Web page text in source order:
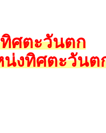
ศตะวันตก
งทิศตะวันต